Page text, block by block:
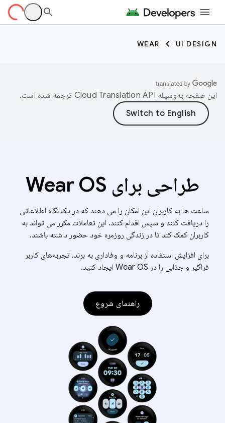
UI DESIGN
WEAR
این صفحه به‌وسیله ترجمه شده است.
طراحی برای Wear OS
ساعت ها به کاربران این امکان را می دهند که در یک نگاه اطلاعاتی
را دریافت کنند و سپس اقدام کنند. این تعاملات مکرر می تواند به
کاربران کمک کند تا در زندگی روزمره خود حضور داشته باشند.
برای افزایش استفاده از برنامه و وفاداری به برند، تجربه‌های کاربر
فراگیر و جذابی را در Wear OS ایجاد کنید.
راهنمای شروع